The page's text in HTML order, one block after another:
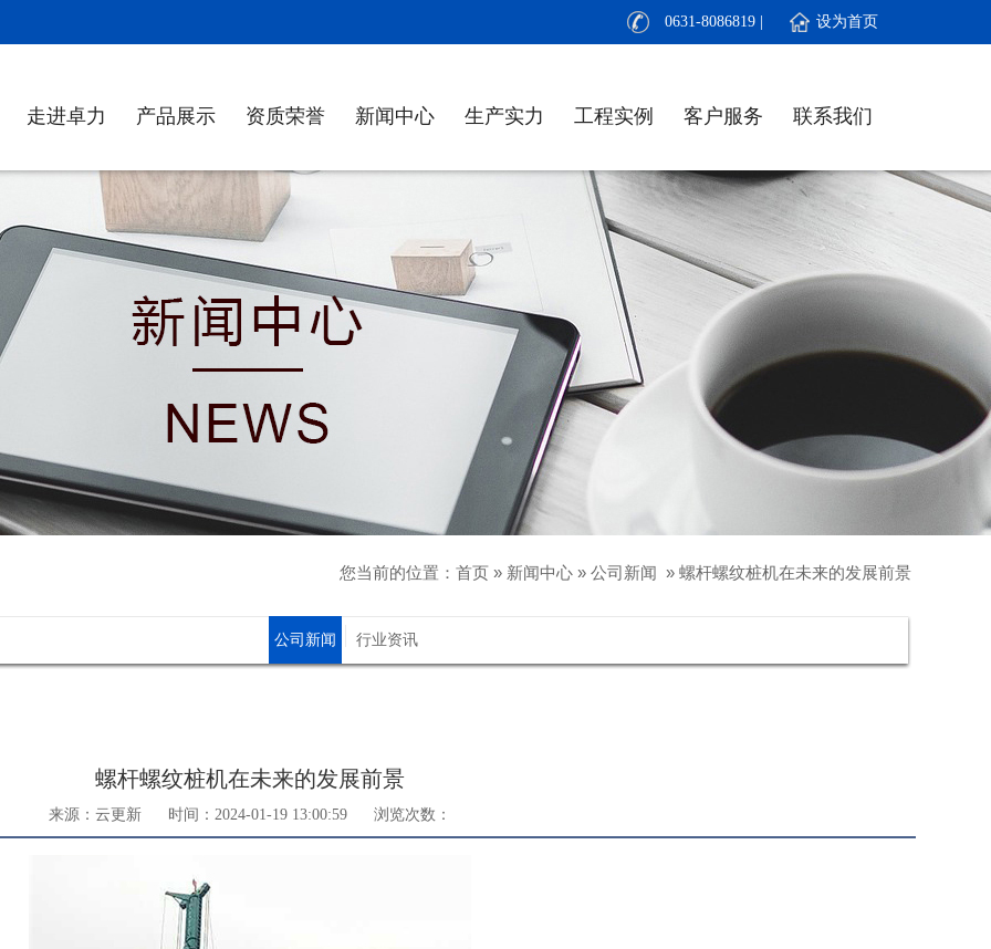
0631-8086819 | 设为首页
走进卓力 产品展示 资质荣誉 新闻中心 生产实力 工程实例 客户服务 联系我们
您当前的位置： 首页 » 新闻中心 » 公司新闻 » 螺杆螺纹桩机在未来的发展前景
公司新闻 行业资讯
螺杆螺纹桩机在未来的发展前景
来源：云更新 时间：2024-01-19 13:00:59 浏览次数：